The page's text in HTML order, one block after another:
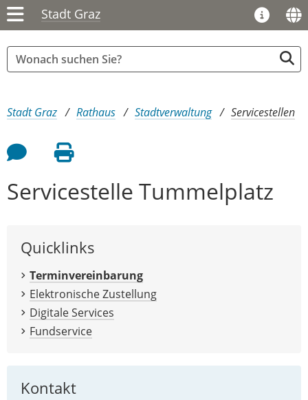
Stadt Graz
Sie sind hier:
Stadt Graz Rathaus Stadtverwaltung Servicestellen
Feedback an Autor
Seite drucken
Servicestelle Tummelplatz
Quicklinks
Terminvereinbarung
Elektronische Zustellung
Digitale Services
Fundservice
Kontakt